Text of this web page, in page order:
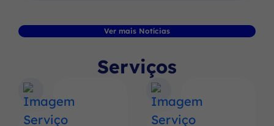
Ver mais Notícias
Serviços